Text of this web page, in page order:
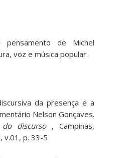
de Michel
voz e música popular.
da presença e a
Nelson Gonçaves.
discurso, Campinas,
v.01, p. 33-5